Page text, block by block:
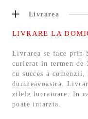
Livrarea
LIVRARE LA
Livrarea se face prin
curierat in termen de
cu succes a
dumneavoastra.
zilele lucratoare. In
poate intarzia.